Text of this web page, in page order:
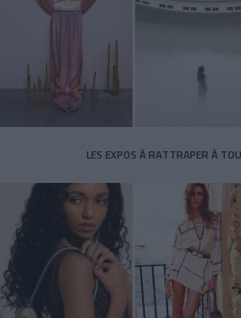
LES EXPOS À RATTRAPER À